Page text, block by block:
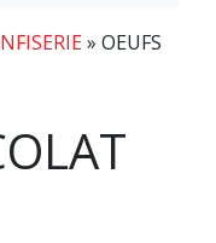
» OEUFS